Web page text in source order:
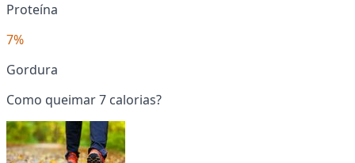
Proteína
7%
Gordura
Como queimar 7 calorias?